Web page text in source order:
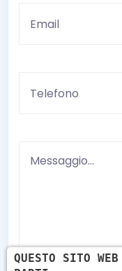
QUESTO SITO